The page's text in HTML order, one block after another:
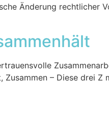
Änderung rechtlicher
– Diese drei Z